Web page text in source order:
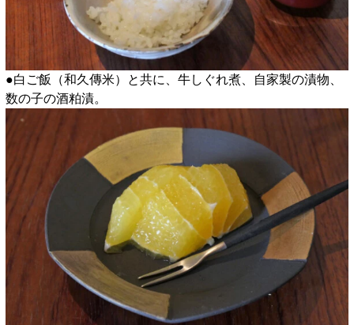
●白ご飯（和久傳米）と共に、牛しぐれ煮、自家製の漬物、
数の子の酒粕漬。